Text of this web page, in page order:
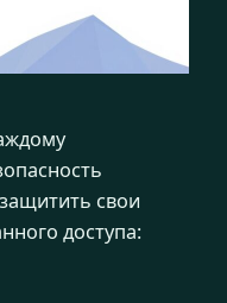
свои
доступа: